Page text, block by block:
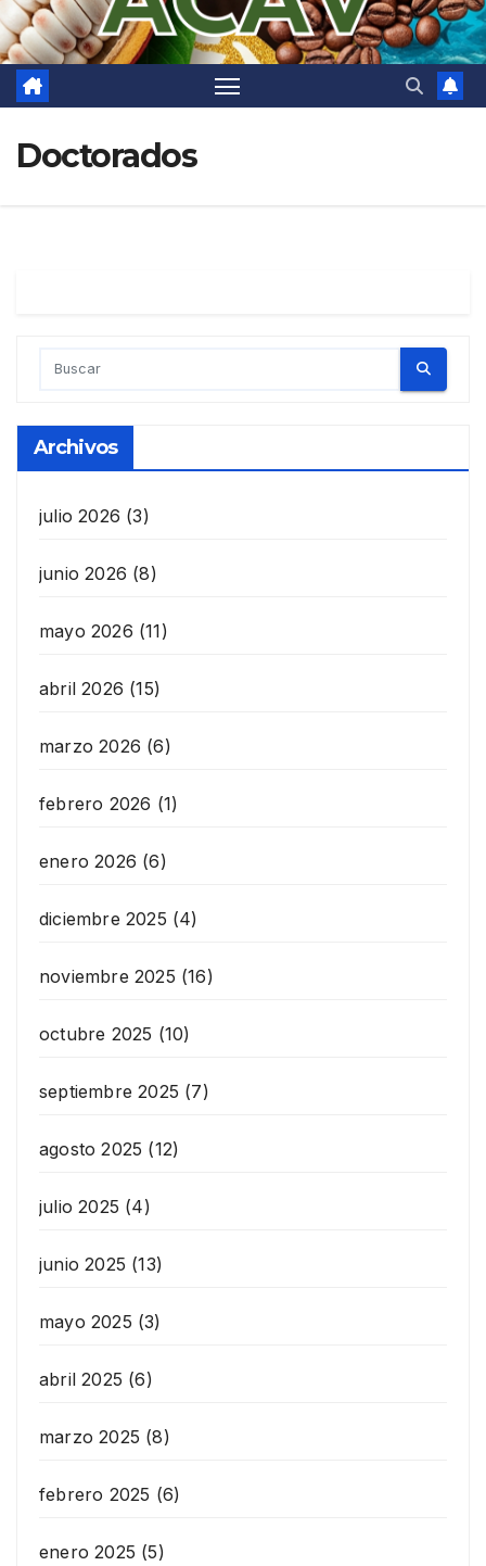
Doctorados
Archivos
julio 2026 (3)
junio 2026 (8)
mayo 2026 (11)
abril 2026 (15)
marzo 2026 (6)
febrero 2026 (1)
enero 2026 (6)
diciembre 2025 (4)
noviembre 2025 (16)
octubre 2025 (10)
septiembre 2025 (7)
agosto 2025 (12)
julio 2025 (4)
junio 2025 (13)
mayo 2025 (3)
abril 2025 (6)
marzo 2025 (8)
febrero 2025 (6)
enero 2025 (5)